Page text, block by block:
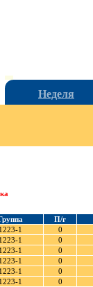
Неделя
П/г
1223-1
0
1223-1
0
1223-1
0
1223-1
0
1223-1
0
1223-1
0